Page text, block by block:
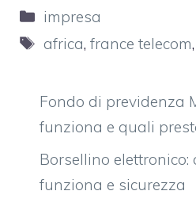
Categorie
impresa
Tag
africa,france telecom
Fondo di previdenza
funziona e quali
Borsellino elettronico:
funziona e sicurezza